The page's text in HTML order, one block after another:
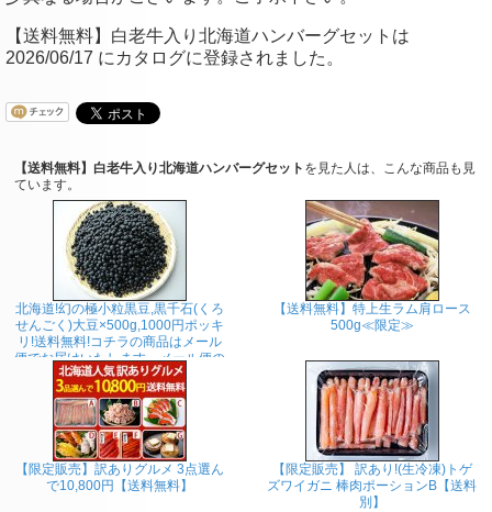
【送料無料】白老牛入り北海道ハンバーグセットは
2026/06/17 にカタログに登録されました。
【送料無料】白老牛入り北海道ハンバーグセット を見た人は、こんな商品も見
ています。
北海道!幻の極小粒黒豆,黒千石(くろ
せんごく)大豆×500g,1000円ポッキ
リ!送料無料!コチラの商品はメール
便でお届けいたします。メール便の
ため同梱、代金引換、お届け日時の
指定は出来ません。
【送料無料】特上生ラム肩ロース
500g≪限定≫
【限定販売】訳ありグルメ 3点選ん
で10,800円【送料無料】
【限定販売】 訳あり!(生冷凍)トゲ
ズワイガニ 棒肉ポーションB【送料
別】